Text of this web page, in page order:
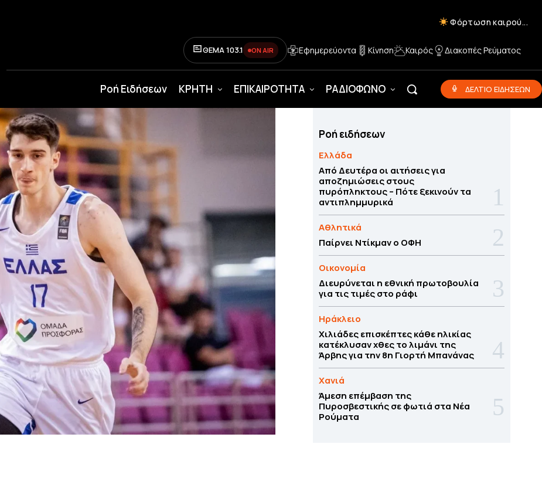
Φόρτωση καιρού...
ΘΕΜΑ 103.1 ON AIR Εφημερεύοντα Κίνηση Καιρός Διακοπές Ρεύματος
Ροή Ειδήσεων ΚΡΗΤΗ ΕΠΙΚΑΙΡΟΤΗΤΑ ΡΑΔΙΟΦΩΝΟ ΔΕΛΤΙΟ ΕΙΔΗΣΕΩΝ
Ροή ειδήσεων
Ελλάδα
Από Δευτέρα οι αιτήσεις για
αποζημιώσεις στους
πυρόπληκτους – Πότε ξεκινούν τα
αντιπλημμυρικά
Αθλητικά
Παίρνει Ντίκμαν ο ΟΦΗ
Οικονομία
Διευρύνεται η εθνική πρωτοβουλία
για τις τιμές στο ράφι
Ηράκλειο
Χιλιάδες επισκέπτες κάθε ηλικίας
κατέκλυσαν χθες το λιμάνι της
Άρβης για την 8η Γιορτή Μπανάνας
Χανιά
Άμεση επέμβαση της
Πυροσβεστικής σε φωτιά στα Νέα
Ρούματα